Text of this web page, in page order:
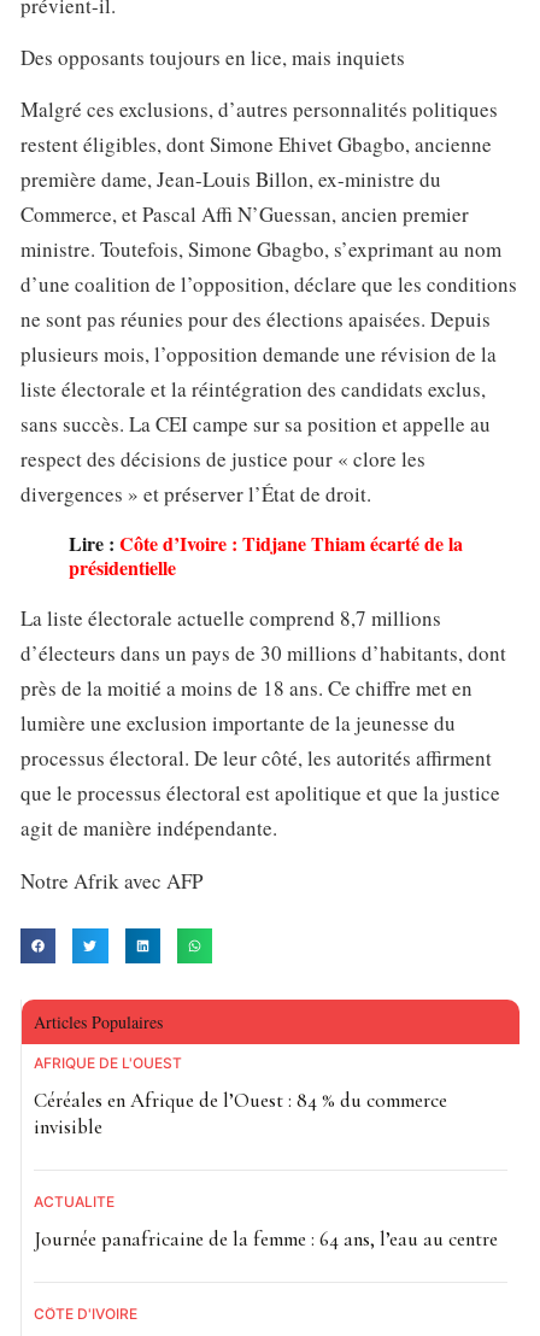
Des opposants toujours en lice, mais inquiets
Malgré ces exclusions, d’autres personnalités politiques
restent éligibles, dont Simone Ehivet Gbagbo, ancienne
première dame, Jean-Louis Billon, ex-ministre du
Commerce, et Pascal Affi N’Guessan, ancien premier
ministre. Toutefois, Simone Gbagbo, s’exprimant au nom
d’une coalition de l’opposition, déclare que les conditions
ne sont pas réunies pour des élections apaisées. Depuis
plusieurs mois, l’opposition demande une révision de la
liste électorale et la réintégration des candidats exclus,
sans succès. La CEI campe sur sa position et appelle au
respect des décisions de justice pour « clore les
divergences » et préserver l’État de droit.
Lire : Côte d’Ivoire : Tidjane Thiam écarté de la
présidentielle
La liste électorale actuelle comprend 8,7 millions
d’électeurs dans un pays de 30 millions d’habitants, dont
près de la moitié a moins de 18 ans. Ce chiffre met en
lumière une exclusion importante de la jeunesse du
processus électoral. De leur côté, les autorités affirment
que le processus électoral est apolitique et que la justice
agit de manière indépendante.
Notre Afrik avec AFP
Articles Populaires
AFRIQUE DE L'OUEST
Céréales en Afrique de l’Ouest : 84 % du commerce
invisible
ACTUALITE
Journée panafricaine de la femme : 64 ans, l’eau au centre
CÔTE D'IVOIRE